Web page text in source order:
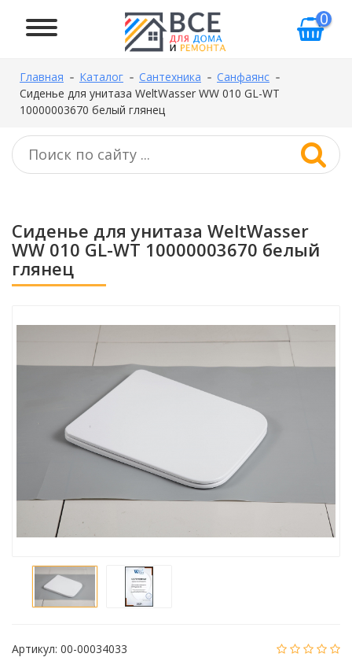
0
Главная Каталог Сантехника
Санфаянс
Сиденье для унитаза WeltWasser WW 010 GL-WT
10000003670 белый глянец
Сиденье для унитаза WeltWasser
WW 010 GL-WT 10000003670 белый
глянец
Артикул: 00-00034033